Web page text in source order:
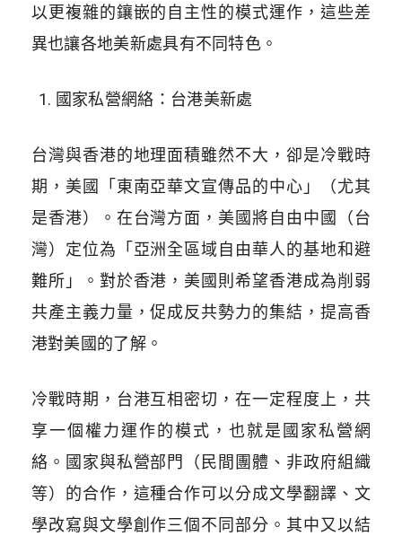
以更複雜的鑲嵌的自主性的模式運作，這些差
異也讓各地美新處具有不同特色。
國家私營網絡：台港美新處
台灣與香港的地理面積雖然不大，卻是冷戰時
期，美國「東南亞華文宣傳品的中心」（尤其
是香港）。在台灣方面，美國將自由中國（台
灣）定位為「亞洲全區域自由華人的基地和避
難所」。對於香港，美國則希望香港成為削弱
共產主義力量，促成反共勢力的集結，提高香
港對美國的了解。
冷戰時期，台港互相密切，在一定程度上，共
享一個權力運作的模式，也就是國家私營網
絡。國家與私營部門（民間團體、非政府組織
等）的合作，這種合作可以分成文學翻譯、文
學改寫與文學創作三個不同部分。其中又以結